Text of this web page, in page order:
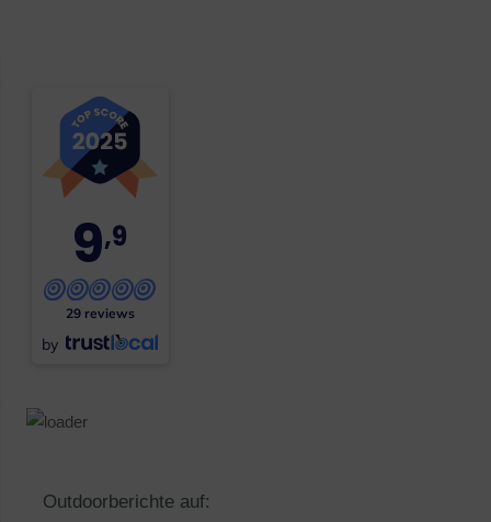
9,9
29 reviews
by
Outdoorberichte auf: